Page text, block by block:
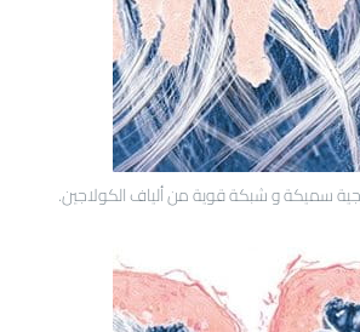
سميكة و شبكة قوية من ألياف الكولاجين.